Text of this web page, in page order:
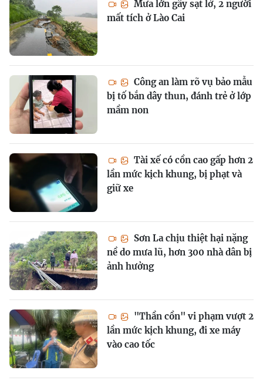
Mưa lớn gây sạt lở, 2 người
mất tích ở Lào Cai
Công an làm rõ vụ bảo mẫu
bị tố bắn dây thun, đánh trẻ ở lớp
mầm non
Tài xế có cồn cao gấp hơn 2
lần mức kịch khung, bị phạt và
giữ xe
Sơn La chịu thiệt hại nặng
nề do mưa lũ, hơn 300 nhà dân bị
ảnh hưởng
"Thần cồn" vi phạm vượt 2
lần mức kịch khung, đi xe máy
vào cao tốc